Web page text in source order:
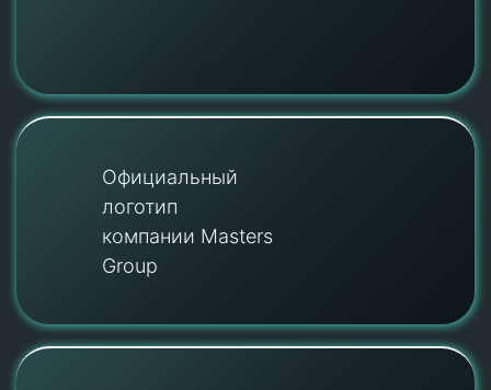
Официальный
логотип
компании Masters
Group